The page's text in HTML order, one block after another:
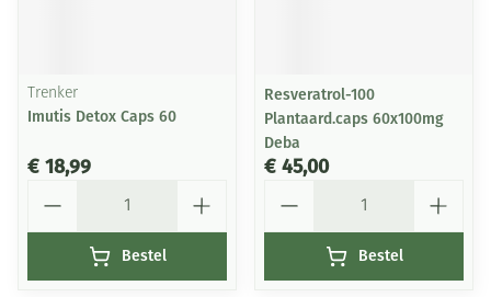
Trenker
Imutis Detox Caps 60
€ 18,99
Bestel
Resveratrol-100
Plantaard.caps 60x100mg
Deba
€ 45,00
Bestel